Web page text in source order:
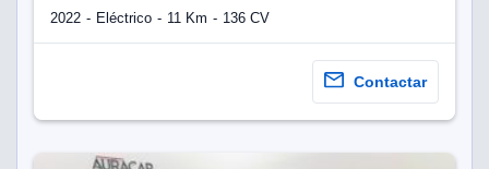
2022 Eléctrico 11 Km 136 CV
Contactar